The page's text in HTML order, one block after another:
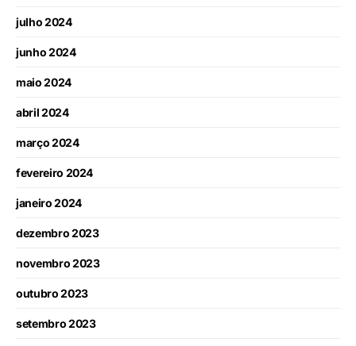
julho 2024
junho 2024
maio 2024
abril 2024
março 2024
fevereiro 2024
janeiro 2024
dezembro 2023
novembro 2023
outubro 2023
setembro 2023